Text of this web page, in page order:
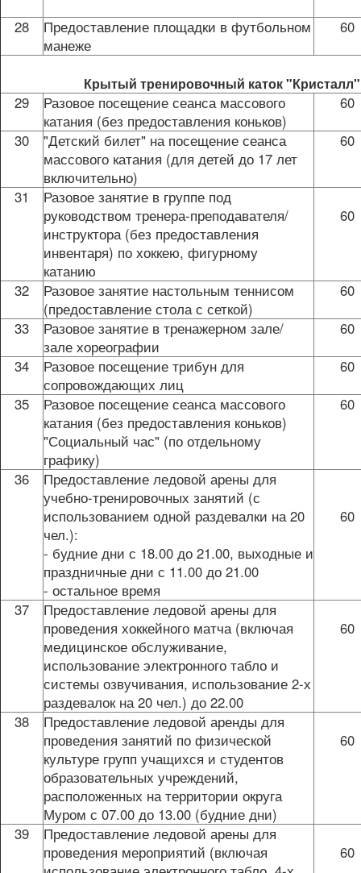
28
Предоставление площадки в футбольном
манеже
60
Крытый тренировочный каток
29
Разовое посещение сеанса массового
катания (без предоставления коньков)
60
30
"Детский билет" на посещение сеанса
массового катания (для детей до 17 лет
включительно)
60
31
Разовое занятие в группе под
руководством тренера-преподавателя/
инструктора (без предоставления
инвентаря) по хоккею, фигурному
катанию
60
32
Разовое занятие настольным теннисом
(предоставление стола с сеткой)
60
33
Разовое занятие в тренажерном зале/
зале хореографии
60
34
Разовое посещение трибун для
сопровождающих лиц
60
35
Разовое посещение сеанса массового
катания (без предоставления коньков)
"Социальный час" (по отдельному
графику)
60
36
Предоставление ледовой арены для
учебно-тренировочных занятий (с
использованием одной раздевалки на 20
чел.):
- будние дни с 18.00 до 21.00, выходные и
праздничные дни с 11.00 до 21.00
- остальное время
60
37
Предоставление ледовой арены для
проведения хоккейного матча (включая
медицинское обслуживание,
использование электронного табло и
системы озвучивания, использование 2-х
раздевалок на 20 чел.) до 22.00
60
38
Предоставление ледовой аренды для
проведения занятий по физической
культуре групп учащихся и студентов
образовательных учреждений,
расположенных на территории округа
Муром с 07.00 до 13.00 (будние дни)
60
39
Предоставление ледовой арены для
проведения мероприятий (включая
60